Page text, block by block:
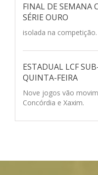
FINAL DE SEMANA
SÉRIE OURO
isolada na competição.
ESTADUAL LCF
QUINTA-FEIRA
Nove jogos vão
Concórdia e Xaxim.